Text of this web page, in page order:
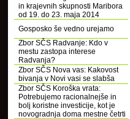
in krajevnih skupnosti Maribora
od 19. do 23. maja 2014
Gosposko še vedno urejamo
Zbor SČS Radvanje: Kdo v
mestu zastopa interese
Radvanja?
Zbor SČS Nova vas: Kakovost
bivanja v Novi vasi se slabša
Zbor SČS Koroška vrata:
Potrebujemo racionalnejše in
bolj koristne investicije, kot je
novogradnja doma mestne četrti